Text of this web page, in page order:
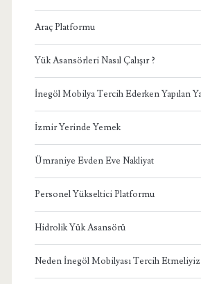
Araç Platformu
Yük Asansörleri Nasıl Çalışır ?
İnegöl Mobilya Tercih Ederken Yapılan
İzmir Yerinde Yemek
Ümraniye Evden Eve Nakliyat
Personel Yükseltici Platformu
Hidrolik Yük Asansörü
Neden İnegöl Mobilyası Tercih Etmeliyiz